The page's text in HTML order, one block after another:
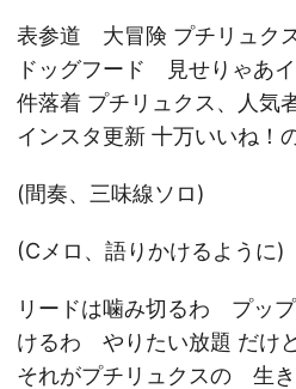
表参道 大冒険 プチリュク
ドッグフード 見せりゃあ
件落着 プチリュクス、人気
インスタ更新 十万いいね！
(間奏、三味線ソロ)
(Cメロ、語りかけるように)
リードは噛み切るわ プッ
けるわ やりたい放題 だけ
それがプチリュクスの 生